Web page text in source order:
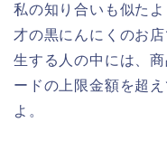
私の知り合いも似た
才の黒にんにくのお
生する人の中には、
ードの上限金額を超
よ。